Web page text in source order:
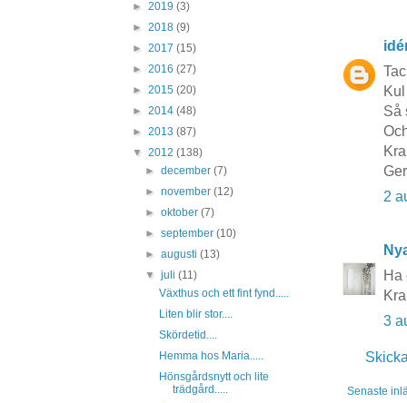
Så
2
Ha
3
Senaste
► 2019 (3)
► 2018 (9)
► 2017 (15)
► 2016 (27)
► 2015 (20)
► 2014 (48)
► 2013 (87)
▼ 2012 (138)
►december(7)
►november(12)
►oktober(7)
►september(10)
►augusti(13)
▼juli(11)
Växthus och ett fint fynd.....
Liten blir stor....
Skördetid....
Hemma hos Maria.....
Hönsgårdsnytt och lite
trädgård.....